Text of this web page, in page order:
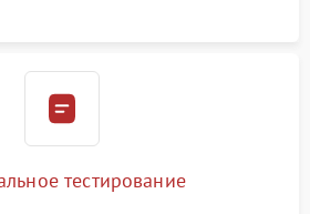
тестирование